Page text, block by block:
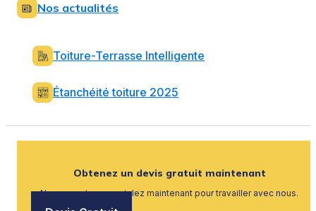
Nos actualités
Toiture-Terrasse Intelligente
Étanchéité toiture 2025
Obtenez un devis gratuit maintenant
Nous recrutons, postulez maintenant pour travailler avec nous.